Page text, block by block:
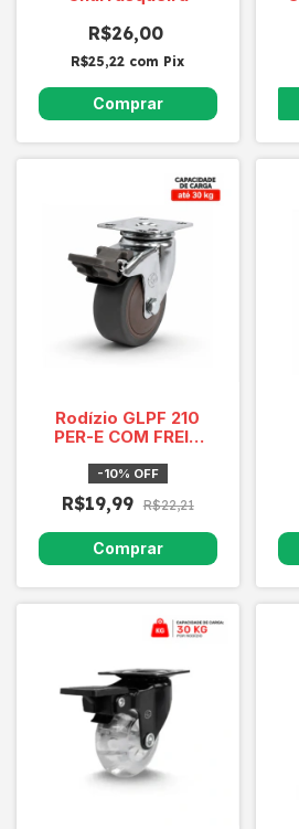
R$26,00
R$25,22 com Pix
Rodízio GLPF 210
PER-E COM FREIO
8850 MARROM
-10% OFF
R$19,99 R$22,21